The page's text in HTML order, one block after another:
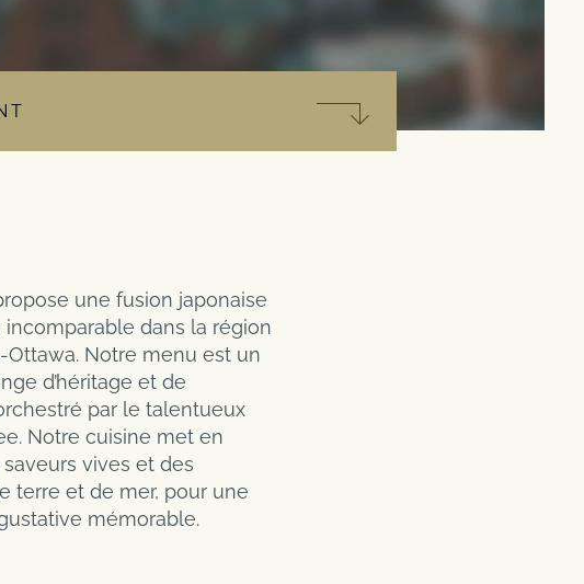
chambre avec le forfait spa inclus,
une fusion japonaise
dans la région
Ottawa. Notre menu est un
d’héritage et de
par le talentueux
Notre cuisine met en
vives et des
terre et de mer, pour une
mémorable.